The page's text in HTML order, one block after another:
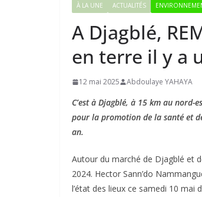
À LA UNE ACTUALITÉS
A Djagblé,
en terre il y a
12 mai 2025 Abdoulaye YAHAYA
C’est à Djagblé, à 15 km au nord-
pour la promotion de la santé et
an.
Autour du marché de Djagblé et
2024. Hector Sann’do
l’état des lieux ce samedi 10 mai